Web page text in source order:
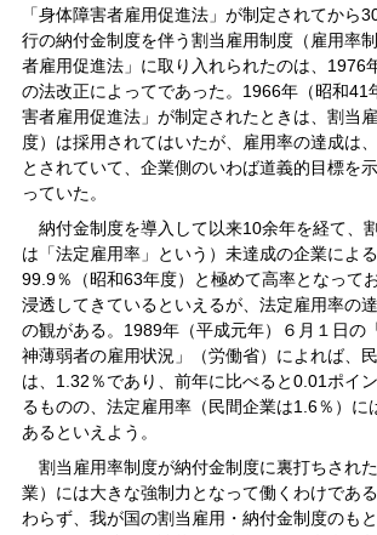
「身体障害者雇用促進法」が制定されてから
行の納付金制度を伴う割当雇用制度（雇用率
者雇用促進法」に取り入れられたのは、1976
の法改正によってであった。1966年（昭和41
害者雇用促進法」が制定されたときは、割当
度）は採用されてはいたが、雇用率の達成は
とされていて、企業側のいわば道義的目標を
っていた。
納付金制度を導入して以来10余年を経て、
は「法定雇用率」という）未達成の企業によ
99.9％（昭和63年度）と極めて高率となって
浸透してきているといえるが、法定雇用率の
の観がある。1989年（平成元年）６月１日の
神薄弱者の雇用状況」（労働省）によれば、
は、1.32％であり、前年に比べると0.01ポイ
るものの、法定雇用率（民間企業は1.6％）に
あるといえよう。
割当雇用率制度が納付金制度に裏打ちされ
業）には大きな強制力となって働くわけであ
わらず、我が国の割当雇用・納付金制度のも